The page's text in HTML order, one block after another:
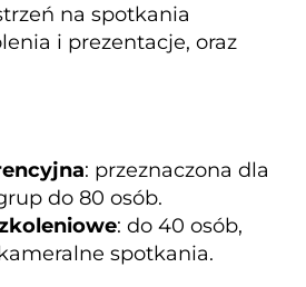
na spotkania
i prezentacje, oraz
: przeznaczona dla
do 80 osób.
: do 40 osób,
spotkania.